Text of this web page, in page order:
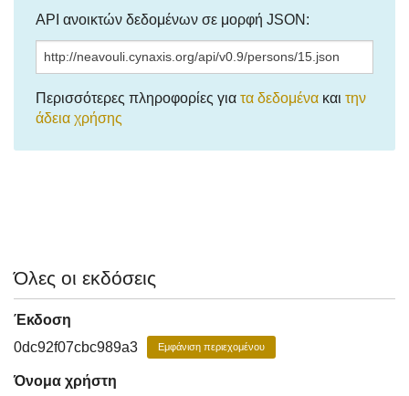
API ανοικτών δεδομένων σε μορφή JSON:
Περισσότερες πληροφορίες για τα δεδομένα και την
άδεια χρήσης
Όλες οι εκδόσεις
Έκδοση
0dc92f07cbc989a3
Εμφάνιση περιεχομένου
Όνομα χρήστη